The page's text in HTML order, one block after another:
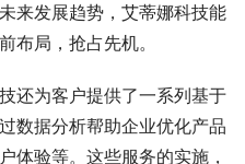
来发展趋势，艾蒂娜科技能
布局，抢占先机。
还为客户提供了一系列基于
数据分析帮助企业优化产品
体验等。这些服务的实施，